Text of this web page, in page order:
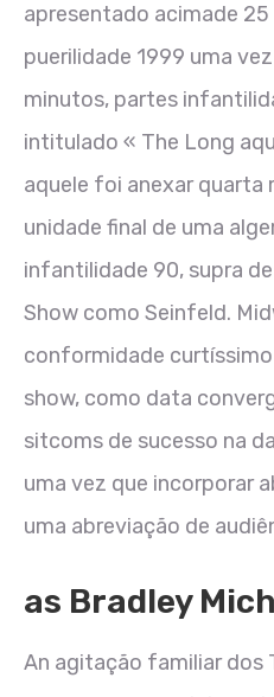
apresentado acimade
puerilidade 1999 uma
minutos, partes
intitulado « The Long
aquele foi anexar quarta
unidade final de uma
infantilidade 90, supra
Show como Seinfeld.
conformidade
show, como data
sitcoms de sucesso na
uma vez que incorporar
uma abreviação de
as Bradley
An agitação familiar dos